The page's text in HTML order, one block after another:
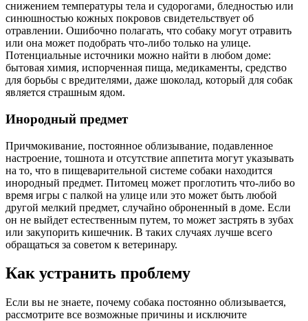
снижением температуры тела и судорогами, бледностью или
синюшностью кожных покровов свидетельствует об
отравлении. Ошибочно полагать, что собаку могут отравить
или она может подобрать что-либо только на улице.
Потенциальные источники можно найти в любом доме:
бытовая химия, испорченная пища, медикаменты, средство
для борьбы с вредителями, даже шоколад, который для собак
является страшным ядом.
Инородный предмет
Причмокивание, постоянное облизывание, подавленное
настроение, тошнота и отсутствие аппетита могут указывать
на то, что в пищеварительной системе собаки находится
инородный предмет. Питомец может проглотить что-либо во
время игры с палкой на улице или это может быть любой
другой мелкий предмет, случайно оброненный в доме. Если
он не выйдет естественным путем, то может застрять в зубах
или закупорить кишечник. В таких случаях лучше всего
обращаться за советом к ветеринару.
Как устранить проблему
Если вы не знаете, почему собака постоянно облизывается,
рассмотрите все возможные причины и исключите